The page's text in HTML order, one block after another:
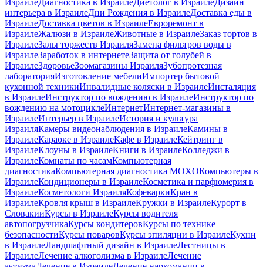
ИзраилеДиагностика в ИзраилеДиетолог в ИзраилеДизайн
интерьера в ИзраилеДни Рождения в ИзраилеДоставка еды в
ИзраилеДоставка цветов в ИзраилеЕвроремонт в
ИзраилеЖалюзи в ИзраилеЖивотные в ИзраилеЗаказ тортов в
ИзраилеЗалы торжеств ИзраиляЗамена фильтров воды в
ИзраилеЗаработок в интернетеЗащита от голубей в
ИзраилеЗдоровьеЗоомагазины ИзраиляЗубопротезная
лабораторияИзготовление мебелиИмпортер бытовой
кухонной техникиИнвалидные коляски в ИзраилеИнсталяция
в ИзраилеИнструктор по вождению в ИзраилеИнструктор по
вождению на мотоциклеИнтернетИнтернет-магазины в
ИзраилеИнтерьер в ИзраилеИстория и культура
ИзраиляКамеры видеонаблюдения в ИзраилеКамины в
ИзраилеКараоке в ИзраилеКафе в ИзраилеКейтринг в
ИзраилеКлоуны в ИзраилеКниги в ИзраилеКолледжи в
ИзраилеКомнаты по часамКомпьютерная
диагностикаКомпьютерная диагностика MOXOКомпьютеры в
ИзраилеКондиционеры в ИзраилеКосметика и парфюмерия в
ИзраилеКосметологи ИзраиляКофеваркиКран в
ИзраилеКровля крыш в ИзраилеКружки в ИзраилеКурорт в
СловакииКурсы в ИзраилеКурсы водителя
автопогрузчикаКурсы кондитеровКурсы по технике
безопасностиКурсы поваровКурсы эпиляции в ИзраилеКухни
в ИзраилеЛандшафтный дизайн в ИзраилеЛестницы в
ИзраилеЛечение алкоголизма в ИзраилеЛечение